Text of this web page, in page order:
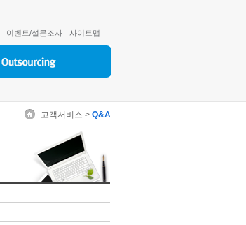
이벤트/설문조사 사이트맵
고객서비스 > Q&A